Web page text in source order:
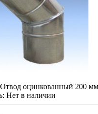
Отвод оцинкованный 200
Нет в наличии